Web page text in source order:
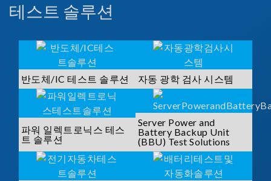
테스트 솔루션
반도체/IC 테스트 솔루션 자동 광학 검사 시스템
파워 일렉트로닉스 테스
트 솔루션
Server Power and
Battery Backup Unit
(BBU) Test Solutions